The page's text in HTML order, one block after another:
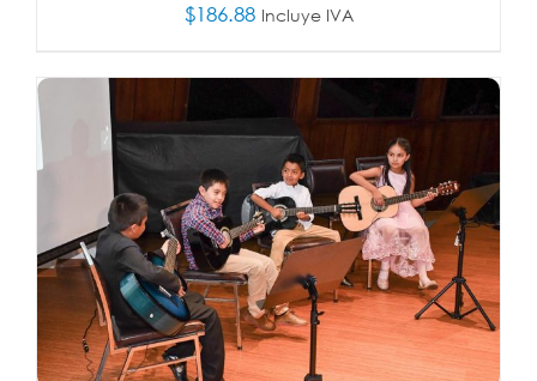
$186.88 Incluye IVA